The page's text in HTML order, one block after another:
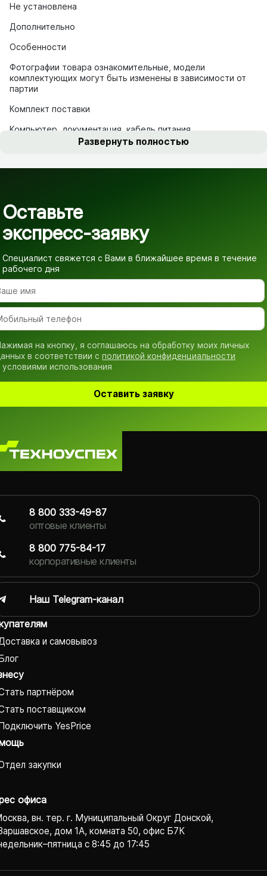
Не установлена
Дополнительно
Особенности
Фотографии товара ознакомительные, модели
комплектующих могут быть изменены в зависимости от
партии
Комплект поставки
Компьютер, документация, кабель питания
Развернуть полностью
Оставьте
экспресс-заявку
Специалист свяжется с Вами в ближайшее время в течение
рабочего дня
на кнопку, я соглашаюсь на обработку моих личных
в соответствии с политикой конфиденциальности
условиями использования
Оставить заявку
и самовывоз
партнёром
поставщиком
YesPrice
закупки
офиса
вн. тер. г. Муниципальный Округ Донской,
дом 1А, комната 50, офис Б7К
с 8:45 до 17:45
8 800 333-49-87
оптовые клиенты
8 800 775-84-17
корпоративные клиенты
Наш Telegram-канал